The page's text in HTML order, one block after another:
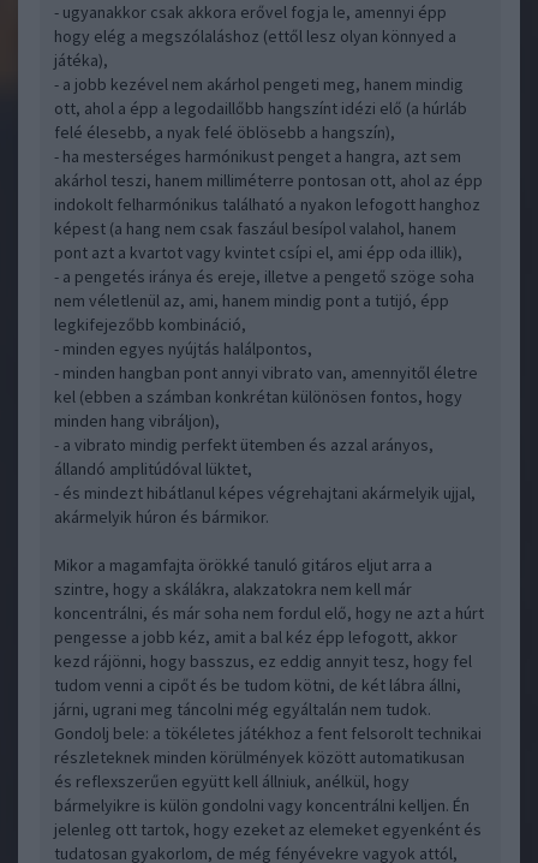
- ugyanakkor csak akkora erővel fogja le, amennyi épp
hogy elég a megszólaláshoz (ettől lesz olyan könnyed a
játéka),
- a jobb kezével nem akárhol pengeti meg, hanem mindig
ott, ahol a épp a legodaillőbb hangszínt idézi elő (a húrláb
felé élesebb, a nyak felé öblösebb a hangszín),
- ha mesterséges harmónikust penget a hangra, azt sem
akárhol teszi, hanem milliméterre pontosan ott, ahol az épp
indokolt felharmónikus található a nyakon lefogott hanghoz
képest (a hang nem csak faszául besípol valahol, hanem
pont azt a kvartot vagy kvintet csípi el, ami épp oda illik),
- a pengetés iránya és ereje, illetve a pengető szöge soha
nem véletlenül az, ami, hanem mindig pont a tutijó, épp
legkifejezőbb kombináció,
- minden egyes nyújtás halálpontos,
- minden hangban pont annyi vibrato van, amennyitől életre
kel (ebben a számban konkrétan különösen fontos, hogy
minden hang vibráljon),
- a vibrato mindig perfekt ütemben és azzal arányos,
állandó amplitúdóval lüktet,
- és mindezt hibátlanul képes végrehajtani akármelyik ujjal,
akármelyik húron és bármikor.
Mikor a magamfajta örökké tanuló gitáros eljut arra a
szintre, hogy a skálákra, alakzatokra nem kell már
koncentrálni, és már soha nem fordul elő, hogy ne azt a húrt
pengesse a jobb kéz, amit a bal kéz épp lefogott, akkor
kezd rájönni, hogy basszus, ez eddig annyit tesz, hogy fel
tudom venni a cipőt és be tudom kötni, de két lábra állni,
járni, ugrani meg táncolni még egyáltalán nem tudok.
Gondolj bele: a tökéletes játékhoz a fent felsorolt technikai
részleteknek minden körülmények között automatikusan
és reflexszerűen együtt kell állniuk, anélkül, hogy
bármelyikre is külön gondolni vagy koncentrálni kelljen. Én
jelenleg ott tartok, hogy ezeket az elemeket egyenként és
tudatosan gyakorlom, de még fényévekre vagyok attól,